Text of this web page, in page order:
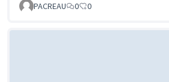
PACREAU
0 0